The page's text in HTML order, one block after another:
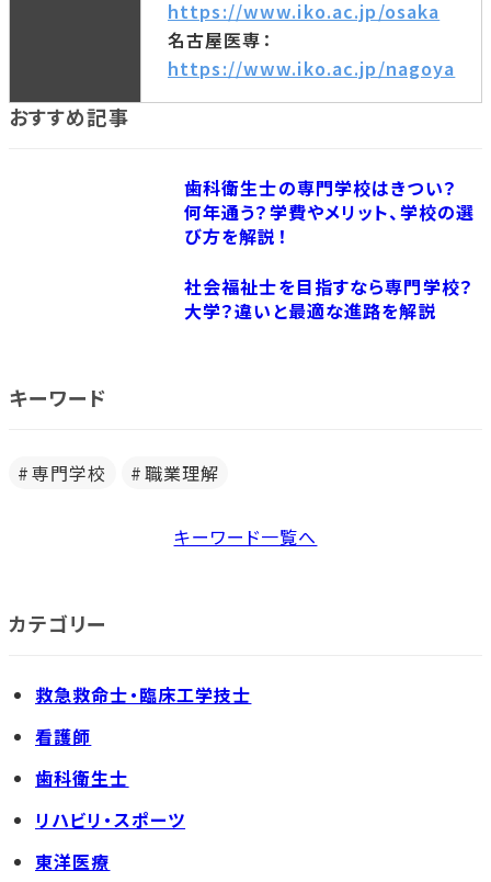
https://www.iko.ac.jp/osaka
名古屋医専：
https://www.iko.ac.jp/nagoya
おすすめ記事
歯科衛生士の専門学校はきつい？
何年通う？学費やメリット、学校の選
び方を解説！
社会福祉士を目指すなら専門学校？
大学？違いと最適な進路を解説
キーワード
専門学校 職業理解
キーワード一覧へ
カテゴリー
救急救命士・臨床工学技士
看護師
歯科衛生士
リハビリ・スポーツ
東洋医療